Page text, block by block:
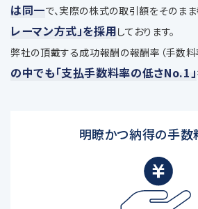
は同一で、実際の株式の取引額をそのま
レーマン方式」を採用しております。
弊社の頂戴する成功報酬の報酬率（手数料
の中でも「支払手数料率の低さNo.1」
明瞭かつ納得の手数